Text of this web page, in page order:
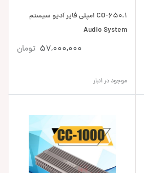
CO-650.1 امپلی فایر آدیو سیستم
Audio System
57,000,000 تومان
موجود در انبار